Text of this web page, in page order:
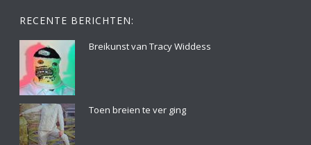
RECENTE BERICHTEN:
Breikunst van Tracy Widdess
Toen breien te ver ging